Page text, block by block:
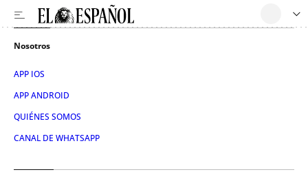
Nosotros
APP IOS
APP ANDROID
QUIÉNES SOMOS
CANAL DE WHATSAPP